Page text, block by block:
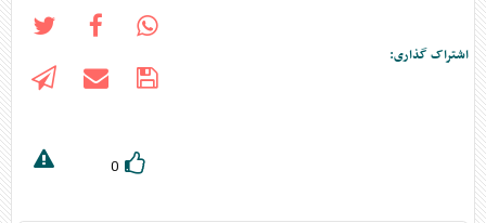
اشتراک گذاری:
0